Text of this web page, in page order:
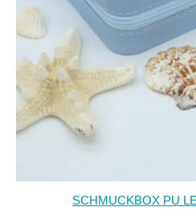
SCHMUCKBOX PU